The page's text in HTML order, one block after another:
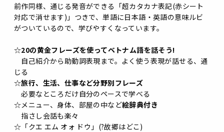
前作同様、通じる発音ができる「超カタカナ表記(赤シート
対応で消せます)」つきで、単語に日本語・英語の意味ルビ
がついているので、学びやすくなっています。
☆20の黄金フレーズを使ってベトナム語を話そう!
自己紹介から助動詞表現まで。よく使う表現が話せる、通
じる
☆旅行、生活、仕事など分野別フレーズ
必要なところだけ自分のペースで学べる
☆メニュー、身体、部屋の中など絵辞典付き
指さし会話も楽々
☆「クエ エム オォ ドウ」(?故郷はどこ)